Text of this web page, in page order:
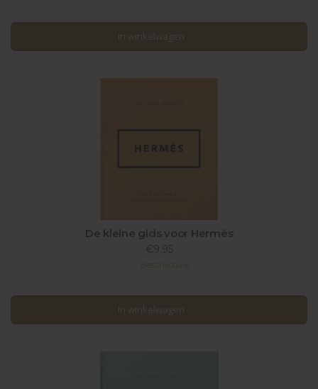
In winkelwagen
In winkelwagen
De kleine gids voor Hermès
€9,95
Beschikbaar
In winkelwagen
In winkelwagen